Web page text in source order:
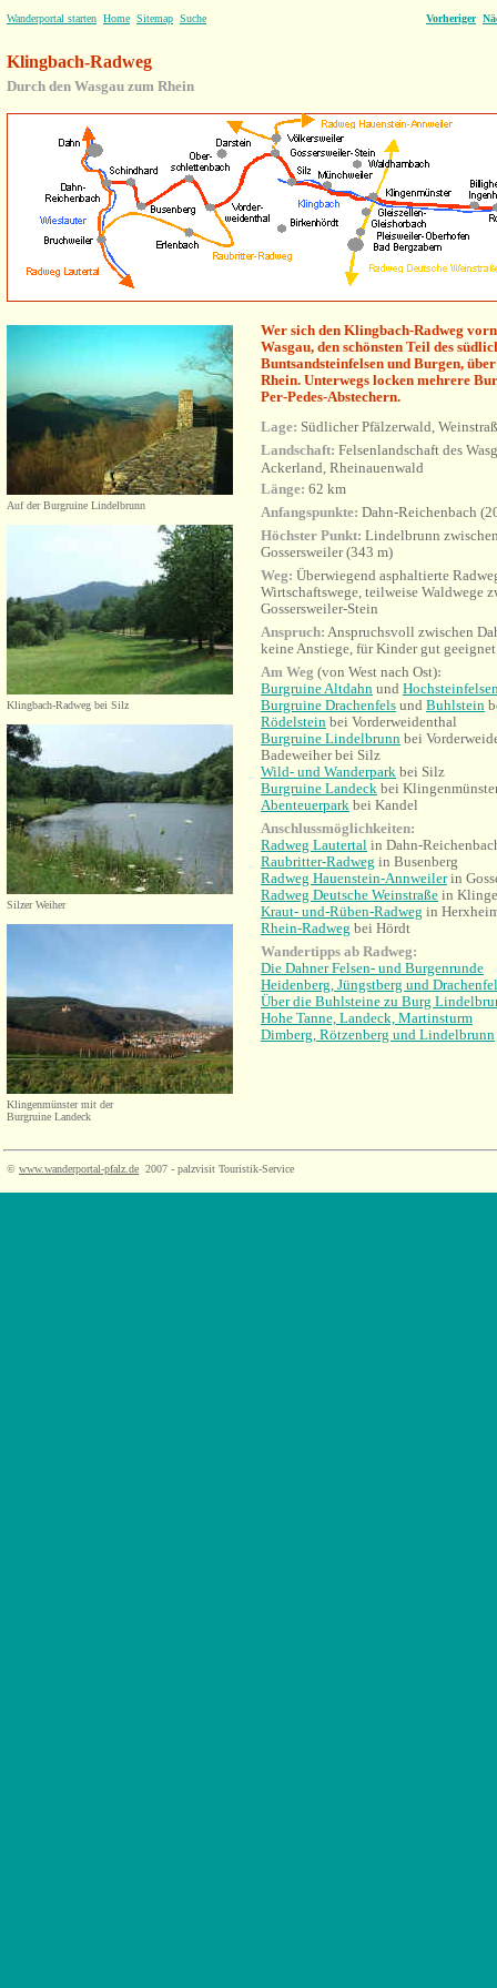
Wanderportal starten Home Sitemap Suche Vorheriger
Klingbach-Radweg
Durch den Wasgau zum Rhein
Auf der Burgruine Lindelbrunn
Klingbach-Radweg bei Silz
Silzer Weiher
Klingenmünster mit der
Burgruine Landeck
Wer sich den Klingbach-Radweg
Wasgau, den schönsten Teil des
Buntsandsteinfelsen und Burgen,
Rhein. Unterwegs locken mehrere
Per-Pedes-Abstechern.
Lage: Südlicher Pfälzerwald,
Landschaft: Felsenlandschaft des
Ackerland, Rheinauenwald
Länge: 62 km
Anfangspunkte: Dahn-Reichenbach
Höchster Punkt: Lindelbrunn
Gossersweiler (343 m)
Weg: Überwiegend asphaltierte
Wirtschaftswege, teilweise Waldwege
Gossersweiler-Stein
Anspruch: Anspruchsvoll zwischen
keine Anstiege, für Kinder gut geeignet
Am Weg (von West nach Ost):
Burgruine Altdahn und
Burgruine Drachenfels und Buhlstein
Rödelstein bei Vorderweidenthal
Burgruine Lindelbrunn bei
Badeweiher bei Silz
Wild- und Wanderpark bei Silz
Burgruine Landeck bei
Abenteuerpark bei Kandel
Anschlussmöglichkeiten:
Radweg Lautertal in Dahn-
Raubritter-Radweg in Busenberg
Radweg Hauenstein-Annweilerin
Radweg Deutsche Weinstraße in
Kraut- und-Rüben-Radweg in
Rhein-Radweg bei Hördt
Wandertipps ab Radweg:
Die Dahner Felsen- und Burgenrunde
Heidenberg, Jüngstberg und
Über die Buhlsteine zu Burg
Hohe Tanne, Landeck, Martinsturm
Dimberg, Rötzenberg und Lindelbrunn
© www.wanderportal-pfalz.de 2007 - palzvisit Touristik-Service